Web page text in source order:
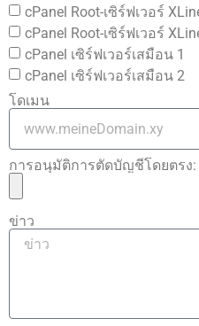
cPanel Root-เซิร์ฟเวอร์
cPanel Root-เซิร์ฟเวอร์
cPanel เซิร์ฟเวอร์เสมือน 1
cPanel เซิร์ฟเวอร์เสมือน 2
โดเมน
การอนุมัติการตัดบัญชีโดยตรง:
ข่าว